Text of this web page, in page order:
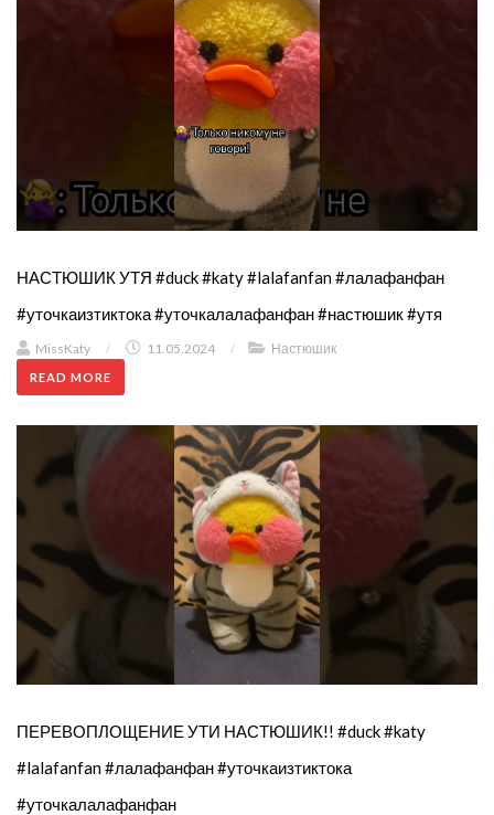
НАСТЮШИК УТЯ #duck #katy #lalafanfan #лалафанфан
#уточкаизтиктока #уточкалалафанфан #настюшик #утя
MissKaty / 11.05.2024 / Настюшик
READ MORE
ПЕРЕВОПЛОЩЕНИЕ УТИ НАСТЮШИК!! #duck #katy
#lalafanfan #лалафанфан #уточкаизтиктока
#уточкалалафанфан